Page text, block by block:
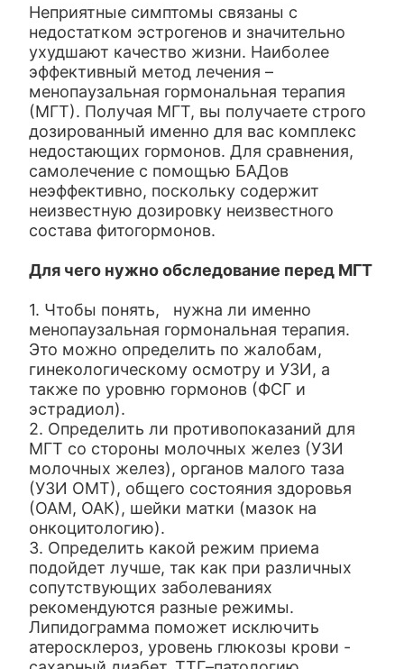
Неприятные симптомы связаны с
недостатком эстрогенов и значительно
ухудшают качество жизни. Наиболее
эффективный метод лечения –
менопаузальная гормональная терапия
(МГТ). Получая МГТ, вы получаете строго
дозированный именно для вас комплекс
недостающих гормонов. Для сравнения,
самолечение с помощью БАДов
неэффективно, поскольку содержит
неизвестную дозировку неизвестного
состава фитогормонов.
Для чего нужно обследование перед МГТ
1. Чтобы понять, нужна ли именно
менопаузальная гормональная терапия.
Это можно определить по жалобам,
гинекологическому осмотру и УЗИ, а
также по уровню гормонов (ФСГ и
эстрадиол).
2. Определить ли противопоказаний для
МГТ со стороны молочных желез (УЗИ
молочных желез), органов малого таза
(УЗИ ОМТ), общего состояния здоровья
(ОАМ, ОАК), шейки матки (мазок на
онкоцитологию).
3. Определить какой режим приема
подойдет лучше, так как при различных
сопутствующих заболеваниях
рекомендуются разные режимы.
Липидограмма поможет исключить
атеросклероз, уровень глюкозы крови -